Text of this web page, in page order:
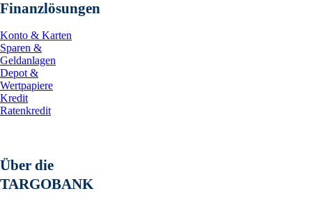
Finanzlösungen
Konto & Karten
Sparen &
Geldanlagen
Depot &
Wertpapiere
Kredit
Ratenkredit
Über die
TARGOBANK